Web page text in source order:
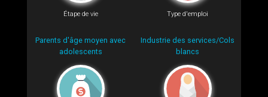
Étape de vie
Parents d'âge moyen avec
adolescents
Type d'emploi
Industrie des services/Cols
blancs